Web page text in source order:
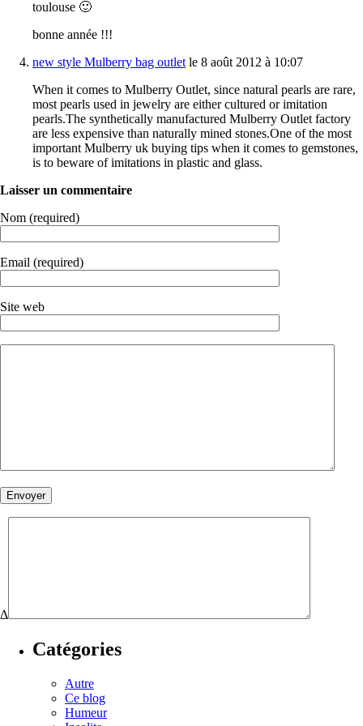
toulouse 🙂
bonne année !!!
new style Mulberry bag outlet le 8 août 2012 à 10:07
When it comes to Mulberry Outlet, since natural pearls are rare,
most pearls used in jewelry are either cultured or imitation
pearls.The synthetically manufactured Mulberry Outlet factory
are less expensive than naturally mined stones.One of the most
important Mulberry uk buying tips when it comes to gemstones,
is to beware of imitations in plastic and glass.
Laisser un commentaire
Nom (required)
Email (required)
Site web
Δ
Catégories
Autre
Ce blog
Humeur